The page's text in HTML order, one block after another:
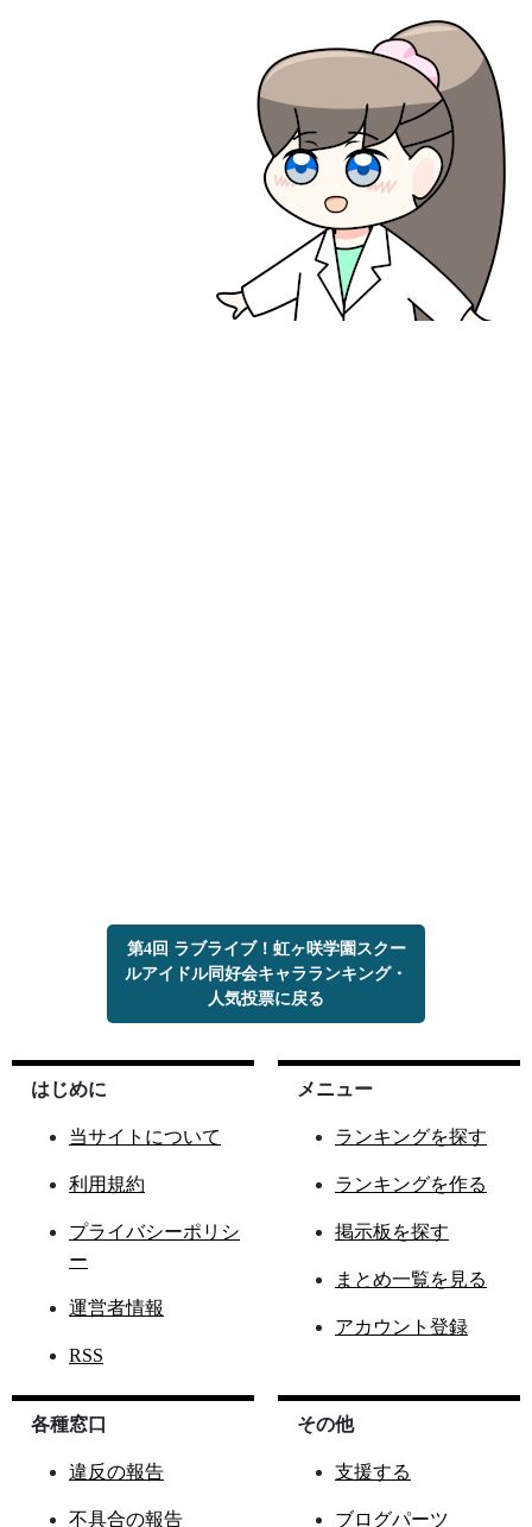
第4回 ラブライブ！虹ヶ咲学園スクー
ルアイドル同好会キャラランキング・
人気投票に戻る
はじめに
当サイトについて
利用規約
プライバシーポリシ
ー
運営者情報
RSS
メニュー
ランキングを探す
ランキングを作る
掲示板を探す
まとめ一覧を見る
アカウント登録
各種窓口
違反の報告
不具合の報告
その他
支援する
ブログパーツ